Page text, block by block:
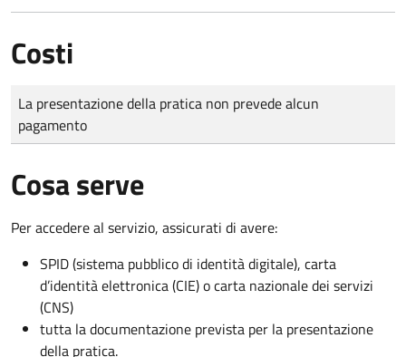
Costi
Tipo di pagamento
Importo
La presentazione della pratica non prevede alcun
pagamento
Cosa serve
Per accedere al servizio, assicurati di avere:
SPID (sistema pubblico di identità digitale), carta
d’identità elettronica (CIE) o carta nazionale dei servizi
(CNS)
tutta la documentazione prevista per la presentazione
della pratica.